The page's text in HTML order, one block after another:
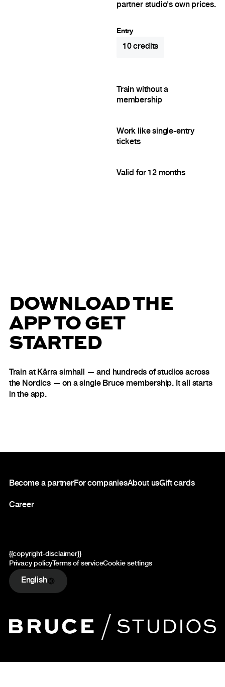
partner studio's own prices.
Entry
10credits
Train without a
membership
Work like single-entry
tickets
Valid for 12 months
DOWNLOAD THE
APP TO GET
STARTED
Train at Kärra simhall — and hundreds of studios across
the Nordics — on a single Bruce membership. It all starts
in the app.
Become a partnerFor companiesAbout usGift cards
Career
{{copyright-disclaimer}}
Privacy policy Terms of serviceCookie settings
English